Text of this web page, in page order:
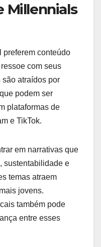
Millennials
preferem conteúdo
com seus
atraídos por
podem ser
plataformas de
e TikTok.
em narrativas que
sustentabilidade e
temas atraem
jovens.
também pode
entre esses